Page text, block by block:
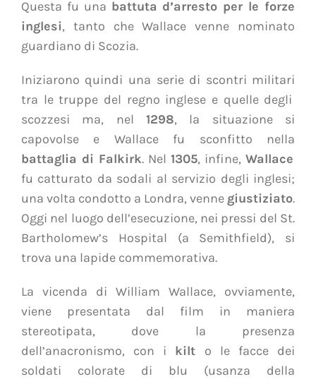
Questa fu una battuta d’arresto per le forze
inglesi, tanto che Wallace venne nominato
guardiano di Scozia.
Iniziarono quindi una serie di scontri militari
tra le truppe del regno inglese e quelle degli
scozzesi ma, nel 1298, la situazione si
capovolse e Wallace fu sconfitto nella
battaglia di Falkirk. Nel1305, infine, Wallace
fu catturato da sodali al servizio degli inglesi;
una volta condotto a Londra, venne giustiziato.
Oggi nel luogo dell’esecuzione, nei pressi del St.
Bartholomew’s Hospital (a Semithfield), si
trova una lapide commemorativa.
La vicenda di William Wallace, ovviamente,
viene presentata dal film in maniera
stereotipata, dove la presenza
dell’anacronismo, con i kilt o le facce dei
soldati colorate di blu (usanza della